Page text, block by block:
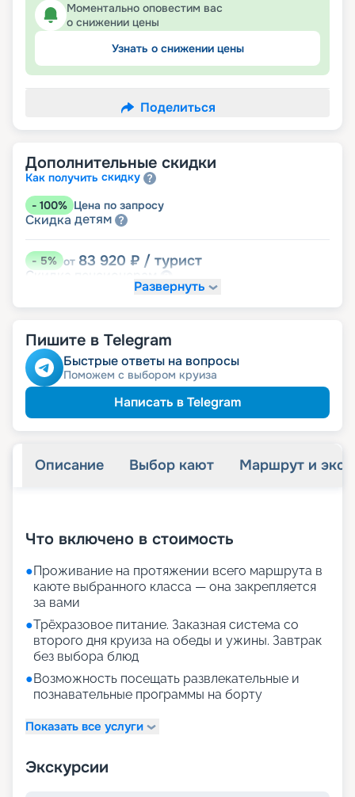
Моментально оповестим вас
о снижении цены
Узнать о снижении цены
Поделиться
Дополнительные скидки
Как получить скидку
- 100% Цена по запросу
Скидка детям
-5% от 83 920 ₽ / турист
Скидка
Развернуть
Пишите в Telegram
Быстрые ответы на вопросы
Поможем с выбором круиза
Написать в Telegram
Описание Выбор кают Маршрут и
Что включено в стоимость
●Проживание на протяжении всего маршрута в
каюте выбранного класса — она закрепляется
за вами
●Трёхразовое питание. Заказная система со
второго дня круиза на обеды и ужины. Завтрак
без выбора блюд
●Возможность посещать развлекательные и
познавательные программы на борту
Показать все услуги
Экскурсии